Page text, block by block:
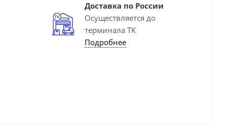
Доставка по России
Осуществляется до
терминала ТК
Подробнее